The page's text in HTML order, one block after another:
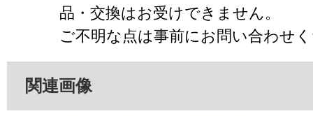
品・交換はお受けできません。
ご不明な点は事前にお問い合わせ
関連画像